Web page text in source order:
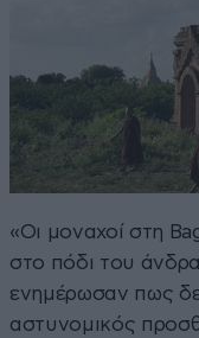
«Οι μοναχοί στη
στο πόδι του
ενημέρωσαν πως
αστυνομικός